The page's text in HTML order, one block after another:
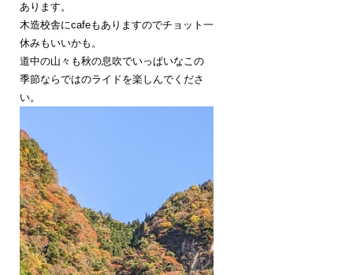
あります。
木造校舎にcafeもありますのでチョット一
休みもいいかも。
道中の山々も秋の息吹でいっぱいなこの
季節ならではのライドを楽しんでくださ
い。